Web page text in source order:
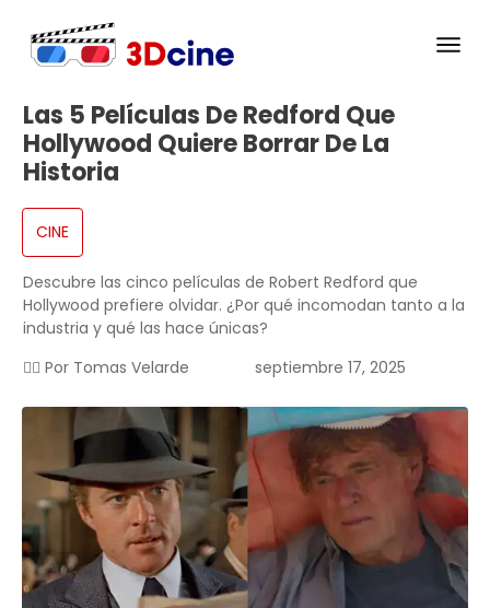
Las 5 Películas De Redford Que
Hollywood Quiere Borrar De La
Historia
CINE
Descubre las cinco películas de Robert Redford que
Hollywood prefiere olvidar. ¿Por qué incomodan tanto a la
industria y qué las hace únicas?
✍🏻 Por Tomas Velarde septiembre 17, 2025